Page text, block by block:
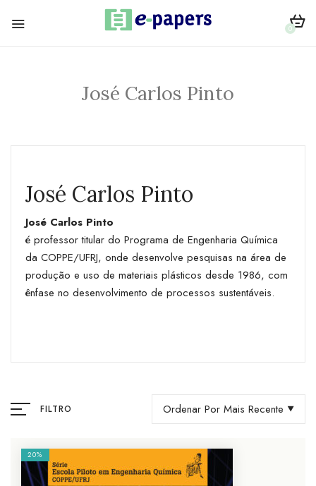
0
José Carlos Pinto
José Carlos Pinto
José Carlos Pinto
é professor titular do Programa de Engenharia Química
da COPPE/UFRJ, onde desenvolve pesquisas na área de
produção e uso de materiais plásticos desde 1986, com
ênfase no desenvolvimento de processos sustentáveis.
FILTRO Ordenar Por Mais Recente
20%